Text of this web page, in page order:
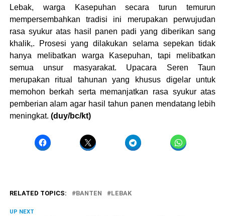
Lebak, warga Kasepuhan secara turun temurun
mempersembahkan tradisi ini merupakan perwujudan
rasa syukur atas hasil panen padi yang diberikan sang
khalik,. Prosesi yang dilakukan selama sepekan tidak
hanya melibatkan warga Kasepuhan, tapi melibatkan
semua unsur masyarakat. Upacara Seren Taun
merupakan ritual tahunan yang khusus digelar untuk
memohon berkah serta memanjatkan rasa syukur atas
pemberian alam agar hasil tahun panen mendatang lebih
meningkat. (duy/bc/kt)
RELATED TOPICS: BANTEN LEBAK
UP NEXT